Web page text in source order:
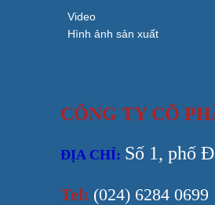
Video
Hình ảnh sản xuất
CÔNG TY CỔ
ĐỊA CHỈ: Số 1, phố
Tel: (024) 6284